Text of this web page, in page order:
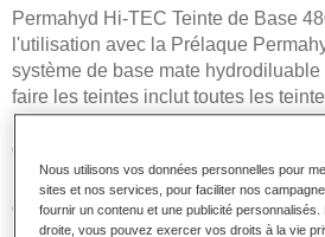
Permahyd Hi-TEC Teinte de Base
l'utilisation avec la Prélaque
système de base mate
faire les teintes inclut toutes les
nécessaires pour la réparation
des voitures de tourisme.
Caractéristiques du produit
Nous utilisons vos données personnelles pour
sites et nos services, pour faciliter nos
fournir un contenu et une publicité
droite, vous pouvez exercer vos droits à la vie